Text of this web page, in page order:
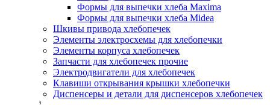
Формы для выпечки хлеба Maxima
Формы для выпечки хлеба Midea
Шкивы привода хлебопечек
Элементы электросхемы для хлебопечки
Элементы корпуса хлебопечек
Запчасти для хлебопечек прочие
Электродвигатели для хлебопечек
Клавиши открывания крышки хлебопечки
Диспенсеры и детали для диспенсеров хлебопечек